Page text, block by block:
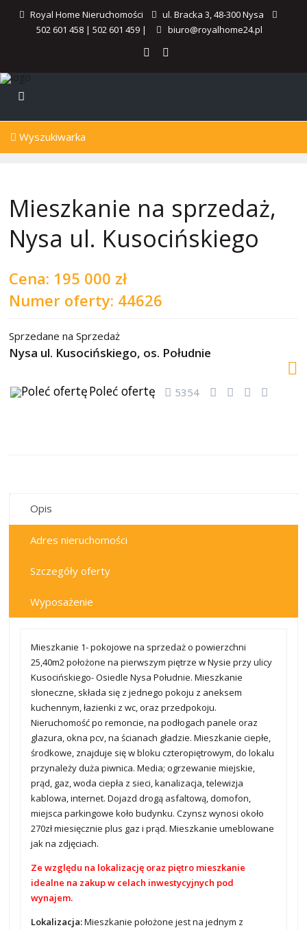
Royal Home Nieruchomości
ul. Bracka 3, 48-300 Nysa
502 601 458| 502 601 459| biuro@royalhome24.pl
Wyszukiwarka
Mieszkanie na sprzedaż,
Nysa ul. Kusocińskiego
Cena: 195 000 zł
Numer oferty: 44626
Sprzedane na Sprzedaż
Nysa ul. Kusocińskiego, os. Południe
Poleć ofertę 5354
Opis
Adres nieruchomości
Szczegóły oferty
Wyposażenie
Mieszkanie 1- pokojowe na sprzedaż o powierzchni
25,40m2 położone na pierwszym piętrze w Nysie przy ulicy
Kusocińskiego- Osiedle Nysa Południe. Mieszkanie
słoneczne, składa się z jednego pokoju z aneksem
kuchennym, łazienki z wc, oraz przedpokoju.
Nieruchomość po remoncie, na podłogach panele oraz
glazura, okna pcv, na ścianach gładzie. Mieszkanie ciepłe,
środkowe, znajduje się w bloku czteropiętrowym, do lokalu
przynależy duża piwnica. Media; ogrzewanie miejskie,
prąd, gaz, woda ciepła z sieci, kanalizacja, telewizja
kablowa, internet. Dojazd drogą asfaltową, domofon,
miejsca parkingowe koło budynku. Czynsz wynosi około
270zł miesięcznie plus gaz i prąd. Mieszkanie umeblowane
jak na zdjęciach.
Ze względu na lokalizację oraz piętro mieszkanie
idealne na zakup w celach inwestycyjnych pod
wynajem.
Lokalizacja:Mieszkanie położone jest na jednym z